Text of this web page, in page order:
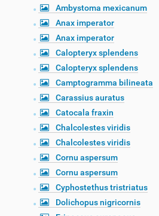
Ambystoma mexicanum
Anax imperator
Anax imperator
Calopteryx splendens
Calopteryx splendens
Camptogramma bilineata
Carassius auratus
Catocala fraxin
Chalcolestes viridis
Chalcolestes viridis
Cornu aspersum
Cornu aspersum
Cyphostethus tristriatus
Dolichopus nigricornis